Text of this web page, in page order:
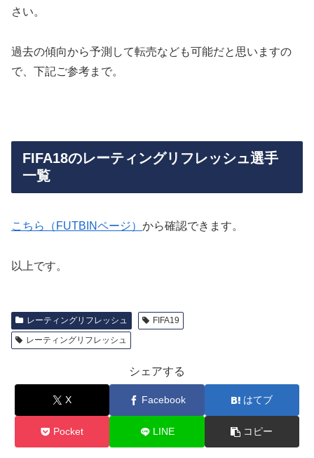
さい。
過去の傾向から予測して転売なども可能だと思いますの
で、下記ご参考まで。
FIFA18のレーティングリフレッシュ選手
一覧
こちら（FUTBINページ） から確認できます。
以上です。
レーティングリフレッシュ
FIFA19
レーティングリフレッシュ
シェアする
X Facebook はてブ
Pocket LINE コピー